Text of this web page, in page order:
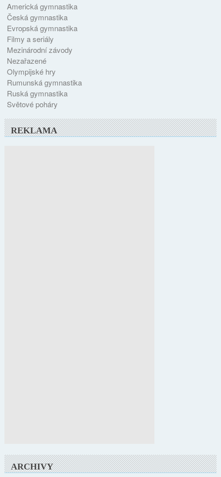
Americká gymnastika
Česká gymnastika
Evropská gymnastika
Filmy a seriály
Mezinárodní závody
Nezařazené
Olympijské hry
Rumunská gymnastika
Ruská gymnastika
Světové poháry
REKLAMA
ARCHIVY